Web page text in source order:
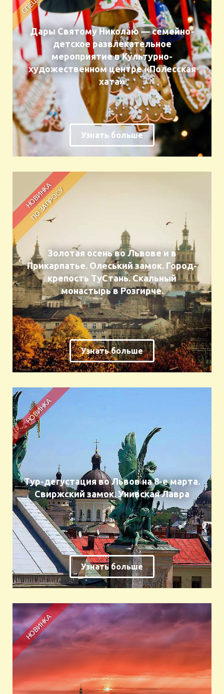
Дары Святому Николаю — семейно-
детское развлекательное
мероприятие в Культурно-
художественном центре «Полесская
хата»
Узнать больше
Золотая осень во Львове и в
Прикарпатье. Олеський замок. Город-
крепость ТуСтань. Скальный
монастырь в Розгирче.
Узнать больше
Тур-дегустация во Львов на 8-е марта.
Свиржский замок. Унивская Лавра
Узнать больше